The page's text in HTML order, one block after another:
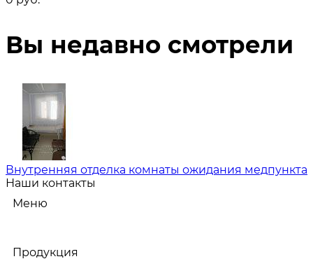
Вы недавно смотрели
Внутренняя отделка комнаты ожидания медпункта
Наши контакты
Меню
Продукция